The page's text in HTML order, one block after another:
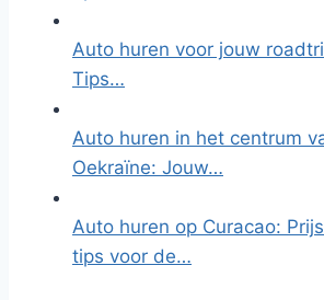
Auto huren voor jouw
Tips…
Auto huren in het centrum
Oekraïne: Jouw…
Auto huren op Curacao:
tips voor de…